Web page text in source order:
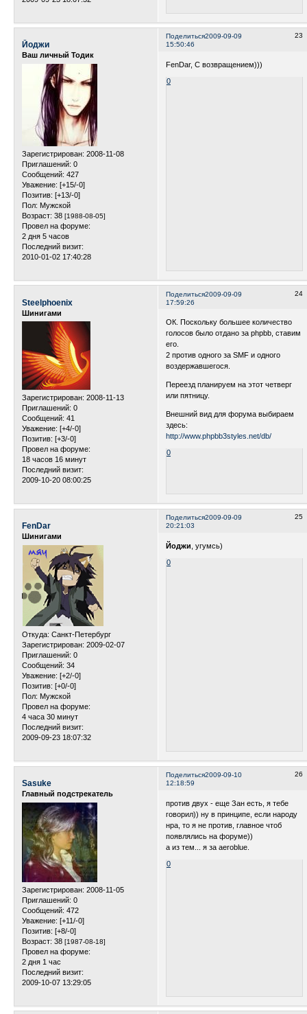
Поделиться 23
2009-09-09
15:50:46
Йоджи
Ваш личный Тодик
Зарегистрирован: 2008-11-08
Приглашений: 0
Сообщений: 427
Уважение: [+15/-0]
Позитив: [+13/-0]
Пол: Мужской
Возраст: 38 [1988-08-05]
Провел на форуме:
2 дня 5 часов
Последний визит:
2010-01-02 17:40:28
FenDar, С возвращением)))
0
Поделиться 24
2009-09-09
17:59:26
Steelphoenix
Шинигами
Зарегистрирован: 2008-11-13
Приглашений: 0
Сообщений: 41
Уважение: [+4/-0]
Позитив: [+3/-0]
Провел на форуме:
18 часов 16 минут
Последний визит:
2009-10-20 08:00:25
ОК. Поскольку большее количество
голосов было отдано за phpbb, ставим
его.
2 против одного за SMF и одного
воздержавшегося.
Переезд планируем на этот четверг
или пятницу.
Внешний вид для форума выбираем
здесь:
http://www.phpbb3styles.net/db/
0
Поделиться 25
2009-09-09
20:21:03
FenDar
Шинигами
Откуда: Санкт-Петербург
Зарегистрирован: 2009-02-07
Приглашений: 0
Сообщений: 34
Уважение: [+2/-0]
Позитив: [+0/-0]
Пол: Мужской
Провел на форуме:
4 часа 30 минут
Последний визит:
2009-09-23 18:07:32
Йоджи , угумсь)
0
Поделиться 26
2009-09-10
12:18:59
Sasuke
Главный подстрекатель
Зарегистрирован: 2008-11-05
Приглашений: 0
Сообщений: 472
Уважение: [+11/-0]
Позитив: [+8/-0]
Возраст: 38 [1987-08-18]
Провел на форуме:
2 дня 1 час
Последний визит:
2009-10-07 13:29:05
против двух - еще Зан есть, я тебе
говорил)) ну в принципе, если народу
нра, то я не против, главное чтоб
появлялись на форуме))
а из тем... я за aeroblue.
0